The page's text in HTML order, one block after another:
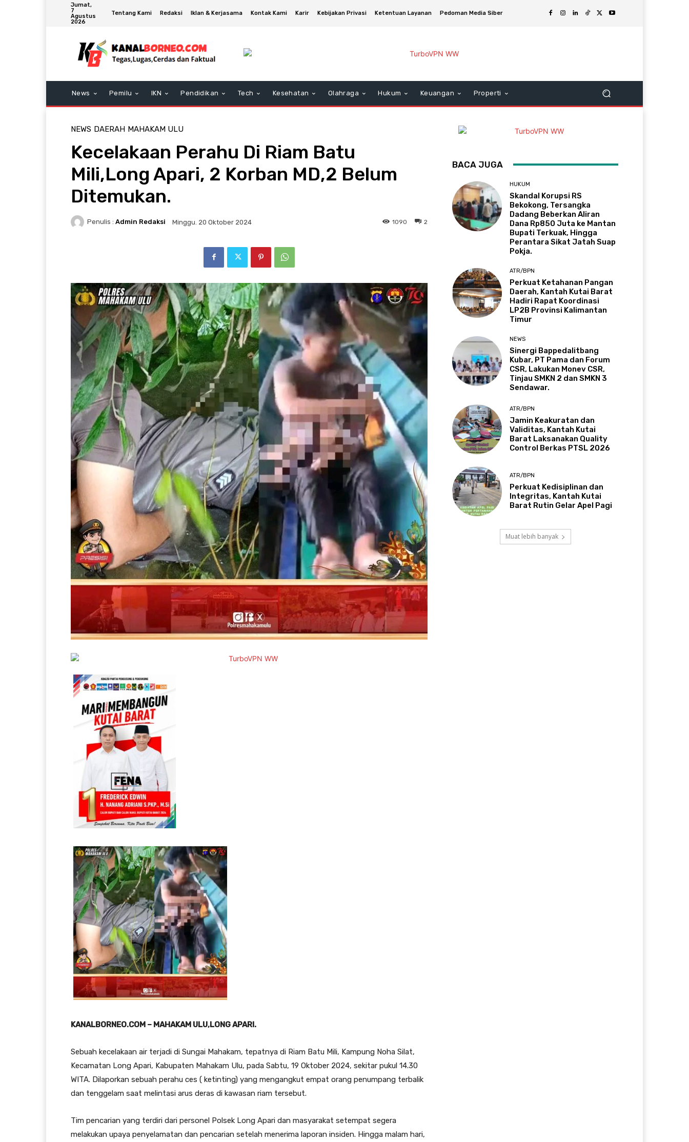
Jumat,
7
Agustus
2026
Tentang Kami Redaksi Iklan & Kerjasama Kontak Kami Karir Kebijakan Privasi Ketentuan Layanan Pedoman Media Siber
News Pemilu IKN Pendidikan Tech Kesehatan Olahraga Hukum Keuangan Properti
NEWS DAERAH MAHAKAM ULU
Kecelakaan Perahu Di Riam Batu
Mili,Long Apari, 2 Korban MD,2 Belum
Ditemukan.
Penulis : Admin Redaksi Minggu. 20 Oktober 2024 2
1090
KANALBORNEO.COM – MAHAKAM ULU,LONG APARI.
Sebuah kecelakaan air terjadi di Sungai Mahakam, tepatnya di Riam Batu Mili, Kampung Noha Silat,
Kecamatan Long Apari, Kabupaten Mahakam Ulu, pada Sabtu, 19 Oktober 2024, sekitar pukul 14.30
WITA. Dilaporkan sebuah perahu ces ( ketinting) yang mengangkut empat orang penumpang terbalik
dan tenggelam saat melintasi arus deras di kawasan riam tersebut.
Tim pencarian yang terdiri dari personel Polsek Long Apari dan masyarakat setempat segera
melakukan upaya penyelamatan dan pencarian setelah menerima laporan insiden. Hingga malam hari,
BACA JUGA
HUKUM
Skandal Korupsi RS
Bekokong, Tersangka
Dadang Beberkan Aliran
Dana Rp850 Juta ke Mantan
Bupati Terkuak, Hingga
Perantara Sikat Jatah Suap
Pokja.
ATR/BPN
Perkuat Ketahanan Pangan
Daerah, Kantah Kutai Barat
Hadiri Rapat Koordinasi
LP2B Provinsi Kalimantan
Timur
NEWS
Sinergi Bappedalitbang
Kubar, PT Pama dan Forum
CSR, Lakukan Monev CSR,
Tinjau SMKN 2 dan SMKN 3
Sendawar.
ATR/BPN
Jamin Keakuratan dan
Validitas, Kantah Kutai
Barat Laksanakan Quality
Control Berkas PTSL 2026
ATR/BPN
Perkuat Kedisiplinan dan
Integritas, Kantah Kutai
Barat Rutin Gelar Apel Pagi
Muat lebih banyak